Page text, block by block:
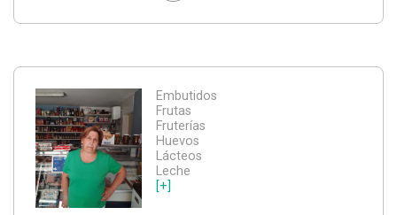
Embutidos
Frutas
Fruterías
Huevos
Lácteos
Leche
[+]